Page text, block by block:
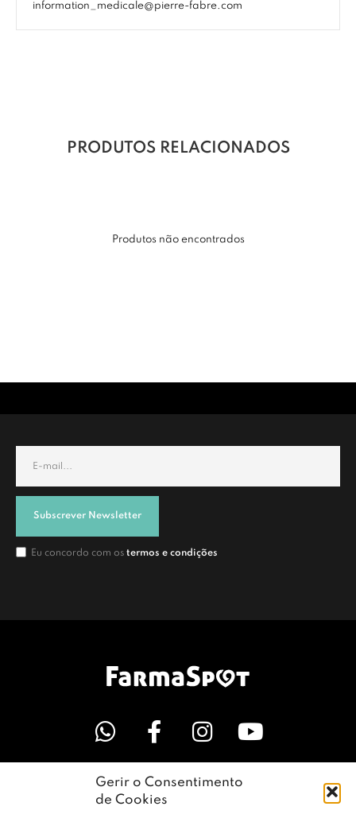
Gerir o Consentimento
de Cookies
information_medicale@pierre-fabre.com
PRODUTOS RELACIONADOS
Produtos não encontrados
Subscrever Newsletter
Eu concordo com os termos e condições
LINKS ÚTEIS